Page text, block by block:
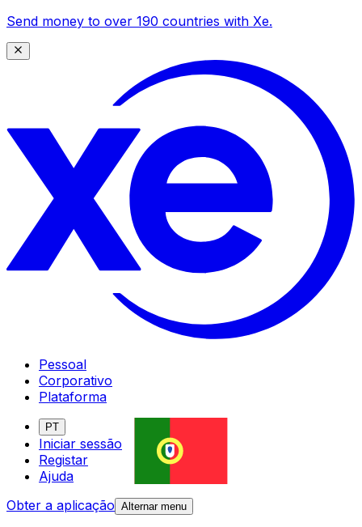
Send money to over 190 countries with Xe.
Pessoal
Corporativo
Plataforma
PT
Iniciar sessão
Registar
Ajuda
Obter a aplicação Alternar menu